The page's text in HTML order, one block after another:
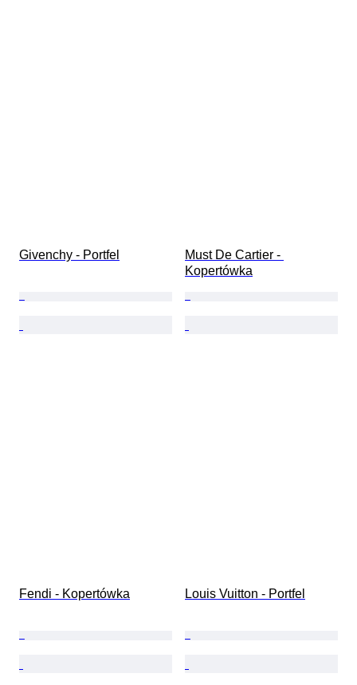
Givenchy - Portfel
Must De Cartier -
Kopertówka
Fendi - Kopertówka Louis Vuitton - Portfel